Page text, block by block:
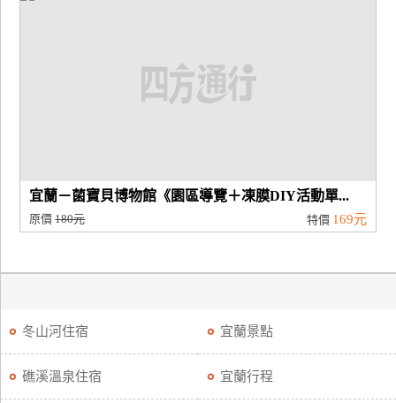
宜蘭－菌寶貝博物館《園區導覽＋凍膜DIY活動單...
原價180元 特價 169元
冬山河住宿 宜蘭景點
礁溪溫泉住宿 宜蘭行程